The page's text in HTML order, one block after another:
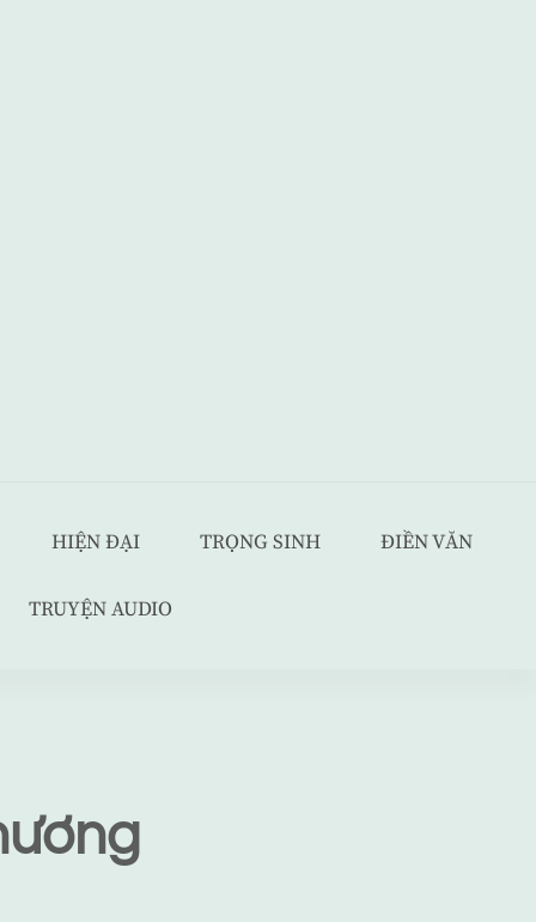
HIỆN ĐẠI TRỌNG SINH ĐIỀN VĂN
TRUYỆN AUDIO